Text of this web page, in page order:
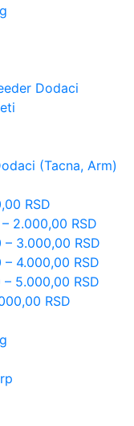
Dodaci
(Tacna, Arm)
RSD
2.000,00 RSD
– 3.000,00 RSD
4.000,00 RSD
5.000,00 RSD
RSD